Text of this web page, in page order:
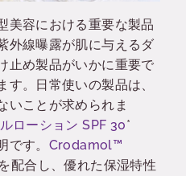
美容における重要な製品
外線曝露が肌に与えるダ
止め製品がいかに重要で
。日常使いの製品は、
いことが求められま
ローション SPF 30*
です。 Crodamol™
を配合し、優れた保湿特性